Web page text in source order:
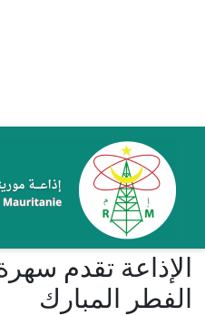
الإذاعة تقدم
الفطر المبارك